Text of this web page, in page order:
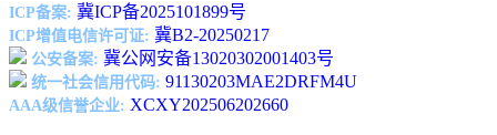
ICP备案: 冀ICP备2025101899号
ICP增值电信许可证: 冀B2-20250217
公安备案: 冀公网安备13020302001403号
统一社会信用代码: 91130203MAE2DRFM4U
AAA级信誉企业: XCXY202506202660